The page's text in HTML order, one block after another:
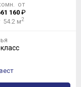
от
160₽
54.2 м2